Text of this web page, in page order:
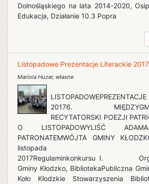
Dolnośląskiego na lata 2014-2020,
Edukacja, Działanie 10.3 Popra
Listopadowe Prezentacje Literackie 2017
Mariola Huzar, własne
20176.
RECYTATORSKI POEZJI
O LISTOPADOWYLIŚĆ
PATRONATEMWÓJTA GMINY
listopada
2017Regulaminkonkursu I.
Gminy Kłodzko, BibliotekaPubliczna
Koło Kłodzkie Stowarzyszenia